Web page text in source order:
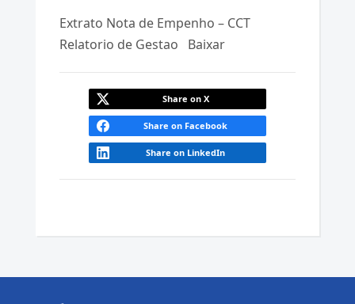
Extrato Nota de Empenho – CCT
Relatorio de Gestao
Baixar
Share on X
Share on Facebook
Share on LinkedIn